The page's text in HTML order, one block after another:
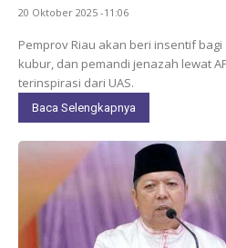
20 Oktober 2025 -11:06
Pemprov Riau akan beri insentif bagi
kubur, dan pemandi jenazah lewat
terinspirasi dari UAS.
Baca Selengkapnya